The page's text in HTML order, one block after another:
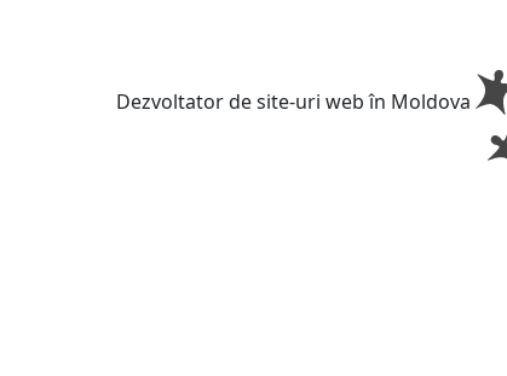
Dezvoltator de site-uri web în Moldova